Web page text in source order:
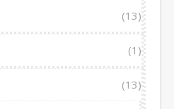
(13)
(1)
(13)